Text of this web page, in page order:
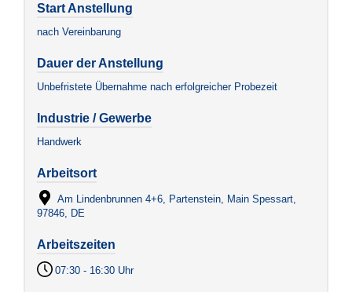
Start Anstellung
nach Vereinbarung
Dauer der Anstellung
Unbefristete Übernahme nach erfolgreicher Probezeit
Industrie / Gewerbe
Handwerk
Arbeitsort
Am Lindenbrunnen 4+6, Partenstein, Main Spessart,
97846, DE
Arbeitszeiten
07:30 - 16:30 Uhr